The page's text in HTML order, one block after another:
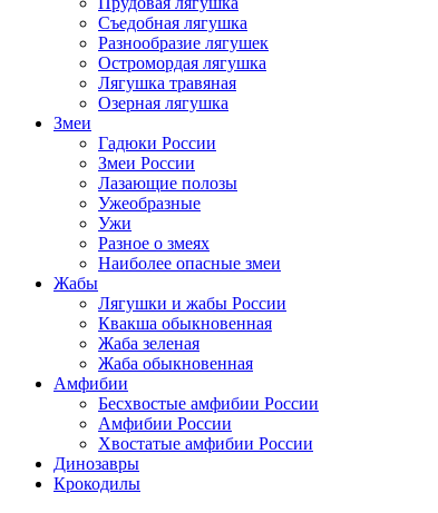
Съедобная лягушка
Разнообразие лягушек
Остромордая лягушка
Лягушка травяная
Озерная лягушка
Змеи
Гадюки России
Змеи России
Лазающие полозы
Ужеобразные
Ужи
Разное о змеях
Наиболее опасные змеи
Жабы
Лягушки и жабы России
Квакша обыкновенная
Жаба зеленая
Жаба обыкновенная
Амфибии
Бесхвостые амфибии России
Амфибии России
Хвостатые амфибии России
Динозавры
Крокодилы